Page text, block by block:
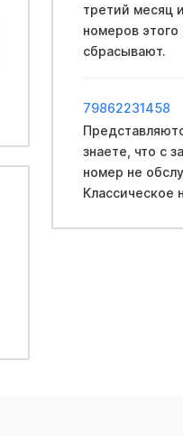
третий месяц
номеров этого
сбрасывают.
79862231458
знаете, что с
номер не
Классическое